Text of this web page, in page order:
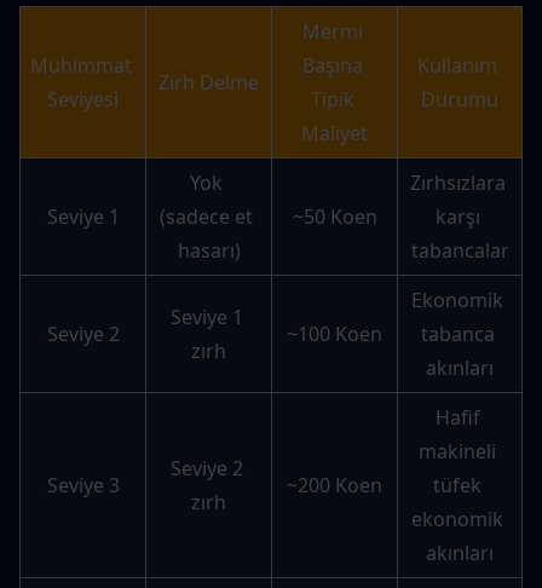
Mühimmat
Seviyesi
Zırh Delme
Mermi
Başına
Tipik
Maliyet
Kullanım
Durumu
Seviye 1
Yok
(sadece et
hasarı)
~50 Koen
Zırhsızlara
karşı
tabancalar
Seviye 2
Seviye 1
zırh
~100 Koen
Ekonomik
tabanca
akınları
Seviye 3
Seviye 2
zırh
~200 Koen
Hafif
makineli
tüfek
ekonomik
akınları